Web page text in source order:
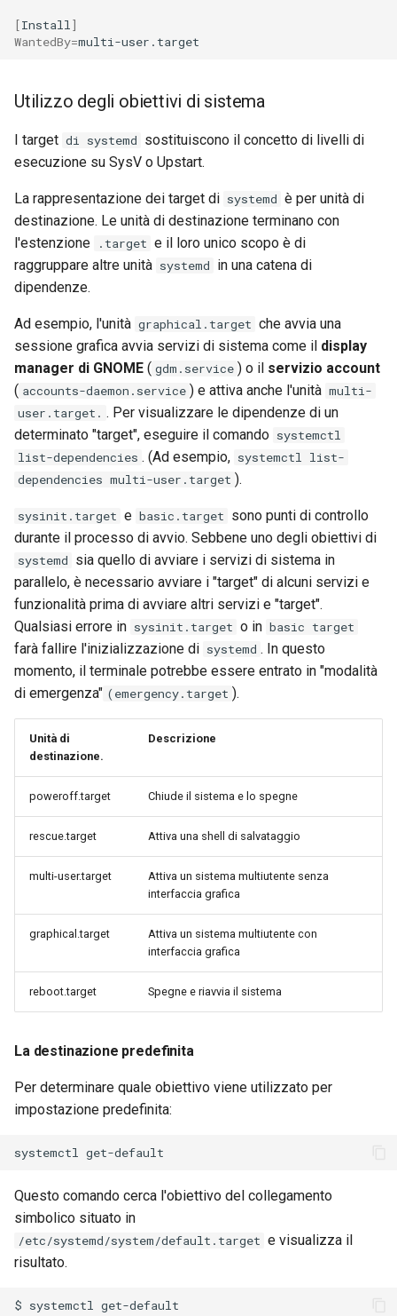
[Install ]
WantedBy=
Utilizzo degli obiettivi di sistema
I target di systemd sostituiscono il concetto di livelli di
esecuzione su SysV o Upstart.
La rappresentazione dei target di systemd è per unità di
destinazione. Le unità di destinazione terminano con
l'estenzione
.target e il loro unico scopo è di
raggruppare altre unità systemd in una catena di
dipendenze.
Ad esempio, l'unità graphical.target che avvia una
sessione grafica avvia servizi di sistema come il display
manager di GNOME ( gdm.service ) o il servizio account
( accounts-daemon.service ) e attiva anche l'unità multi-
user.target. . Per visualizzare le dipendenze di un
determinato "target", eseguire il comando systemctl
list-dependencies . (Ad esempio, systemctl list-
dependencies multi-user.target ).
sysinit.target e basic.target sono punti di controllo
durante il processo di avvio. Sebbene uno degli obiettivi di
systemd sia quello di avviare i servizi di sistema in
parallelo, è necessario avviare i "target" di alcuni servizi e
funzionalità prima di avviare altri servizi e "target".
Qualsiasi errore in sysinit.target o in basic target
farà fallire l'inizializzazione di systemd . In questo
momento, il terminale potrebbe essere entrato in "modalità
di emergenza" (emergency.target ).
Unità di
destinazione.
Descrizione
poweroff.target Chiude il sistema e lo spegne
rescue.target Attiva una shell di salvataggio
multi-user.target
Attiva un sistema multiutente senza
interfaccia grafica
graphical.target
Attiva un sistema multiutente con
interfaccia grafica
reboot.target Spegne e riavvia il sistema
La destinazione predefinita
Per determinare quale obiettivo viene utilizzato per
impostazione predefinita:
systemctl
Questo comando cerca l'obiettivo del collegamento
simbolico situato in
/etc/systemd/system/default.target e visualizza il
risultato.
$ systemctl
get-default